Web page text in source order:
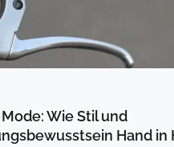
Wie Stil und
Hand in